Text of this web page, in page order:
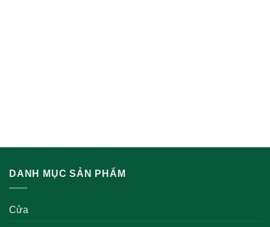
DANH MỤC SẢN PHẨM
Cửa